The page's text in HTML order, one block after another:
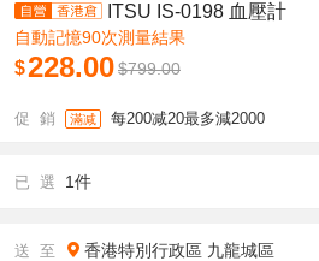
ITSU IS-0198 血壓計
自動記憶90次測量結果
$228.00$799.00
促 銷 滿减 每200减20最多減2000
已 選 1件
送 至 香港特別行政區 九龍城區